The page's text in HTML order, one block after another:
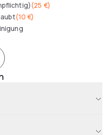
(25 €)
(10 €)